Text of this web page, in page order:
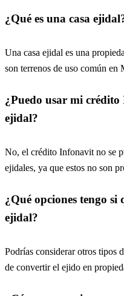
¿Qué es una casa
Una casa ejidal es una
son terrenos de uso común en
¿Puedo usar mi
ejidal?
No, el crédito Infonavit no se
ejidales, ya que estos no son
¿Qué opciones tengo
ejidal?
Podrías considerar otros tipos
de convertir el ejido en